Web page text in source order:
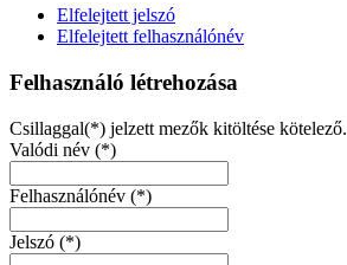
Elfelejtett jelszó
Elfelejtett felhasználónév
Felhasználó létrehozása
Csillaggal(*) jelzett mezők kitöltése kötelező.
Valódi név (*)
Felhasználónév (*)
Jelszó (*)